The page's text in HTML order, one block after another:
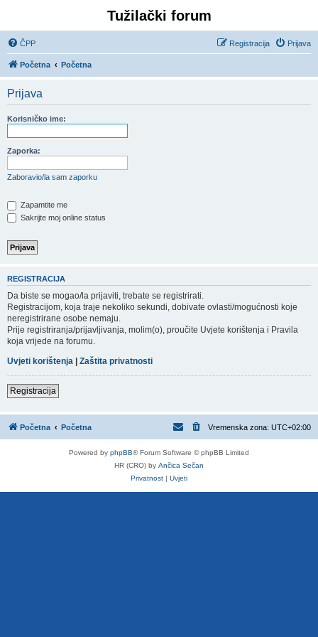
Tužilački forum
ČPP Prijava
Registracija
Početna Početna
Prijava
Korisničko ime:
Zaporka:
Zaboravio/la sam zaporku
Zapamtite me
Sakrijte moj online status
REGISTRACIJA
Da biste se mogao/la prijaviti, trebate se registrirati.
Registracijom, koja traje nekoliko sekundi, dobivate ovlasti/mogućnosti koje
neregistrirane osobe nemaju.
Prije registriranja/prijavljivanja, molim(o), proučite Uvjete korištenja i Pravila
koja vrijede na forumu.
Uvjeti korištenja | Zaštita privatnosti
Registracija
Početna Početna Vremenska zona: UTC+02:00
Powered by phpBB® Forum Software © phpBB Limited
HR (CRO) by Ančica Sečan
Privatnost | Uvjeti